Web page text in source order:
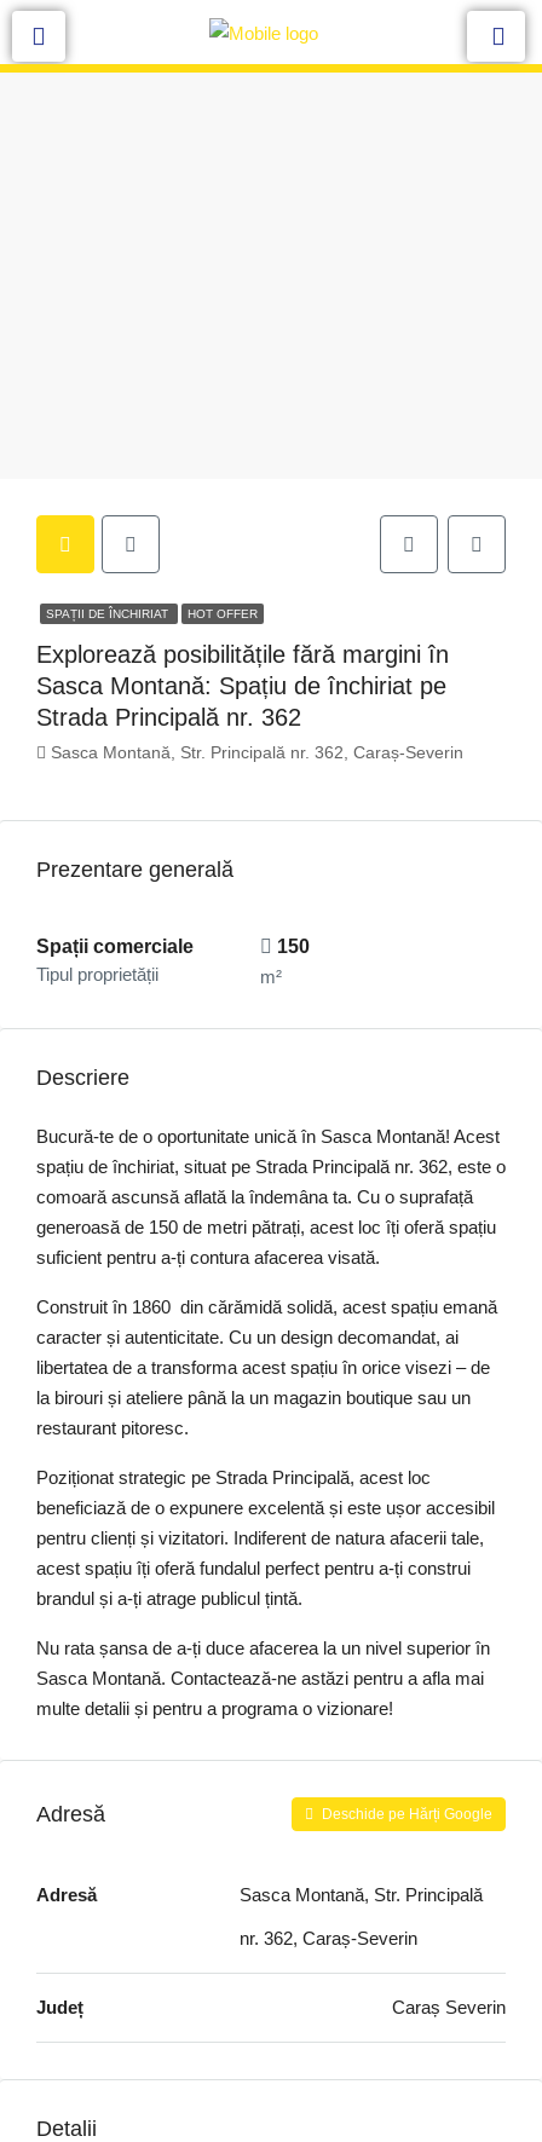
SPAȚII DE ÎNCHIRIAT HOT OFFER
Explorează posibilitățile fără margini în
Sasca Montană: Spațiu de închiriat pe
Strada Principală nr. 362
Sasca Montană, Str. Principală nr. 362, Caraș-Severin
Prezentare generală
Spații comerciale
Tipul proprietății
150
m²
Descriere
Bucură-te de o oportunitate unică în Sasca Montană! Acest
spațiu de închiriat, situat pe Strada Principală nr. 362, este o
comoară ascunsă aflată la îndemâna ta. Cu o suprafață
generoasă de 150 de metri pătrați, acest loc îți oferă spațiu
suficient pentru a-ți contura afacerea visată.
Construit în 1860 din cărămidă solidă, acest spațiu emană
caracter și autenticitate. Cu un design decomandat, ai
libertatea de a transforma acest spațiu în orice visezi – de
la birouri și ateliere până la un magazin boutique sau un
restaurant pitoresc.
Poziționat strategic pe Strada Principală, acest loc
beneficiază de o expunere excelentă și este ușor accesibil
pentru clienți și vizitatori. Indiferent de natura afacerii tale,
acest spațiu îți oferă fundalul perfect pentru a-ți construi
brandul și a-ți atrage publicul țintă.
Nu rata șansa de a-ți duce afacerea la un nivel superior în
Sasca Montană. Contactează-ne astăzi pentru a afla mai
multe detalii și pentru a programa o vizionare!
Adresă Deschide pe Hărți Google
Adresă Sasca Montană, Str. Principală
nr. 362, Caraș-Severin
Județ Caraș Severin
Detalii